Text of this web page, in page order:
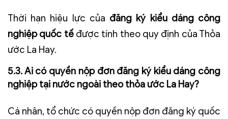
Thời hạn hiệu lực của đăng ký kiểu dáng công
nghiệp quốc tếđược tính theo quy định của Thỏa
ước La Hay.
5.3. Ai có quyền nộp đơn đăng ký kiểu dáng công
nghiệp tại nước ngoài theo thỏa ước La Hay?
Cá nhân, tổ chức có quyền nộp đơn đăng ký quốc